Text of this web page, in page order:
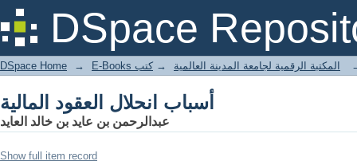
DSpace
أسباب انحلال العقود المالية
DSpace Home → E-Books المكتبة الرقمية لجامعة المدينة العالمية → كتب
أسباب انحلال العقود المالية
عبدالرحمن بن عايد بن خالد العايد
Show full item record